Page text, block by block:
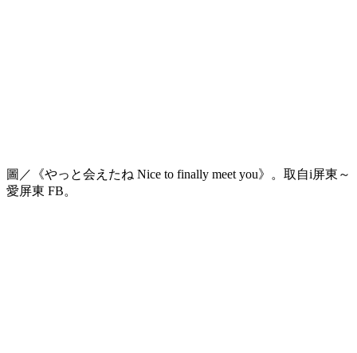
圖／《やっと会えたね Nice to finally meet you》。取自i屏東～
愛屏東 FB。